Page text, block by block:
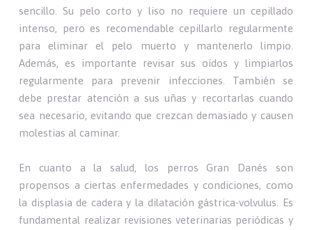
sencillo. Su pelo corto y liso no requiere un cepillado
intenso, pero es recomendable cepillarlo regularmente
para eliminar el pelo muerto y mantenerlo limpio.
Además, es importante revisar sus oídos y limpiarlos
regularmente para prevenir infecciones. También se
debe prestar atención a sus uñas y recortarlas cuando
sea necesario, evitando que crezcan demasiado y causen
molestias al caminar.
En cuanto a la salud, los perros Gran Danés son
propensos a ciertas enfermedades y condiciones, como
la displasia de cadera y la dilatación gástrica-volvulus. Es
fundamental realizar revisiones veterinarias periódicas y